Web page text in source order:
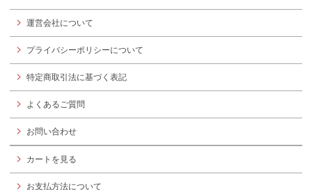
運営会社について
プライバシーポリシーについて
特定商取引法に基づく表記
よくあるご質問
お問い合わせ
カートを見る
お支払方法について